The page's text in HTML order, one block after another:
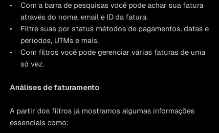
Com a barra de pesquisas você pode achar sua fatura
através do nome, email e ID da fatura.
Filtre suas por status métodos de pagamentos, datas e
períodos, UTMs e mais.
Com filtros você pode gerenciar várias faturas de uma
só vez.
Análises de faturamento
A partir dos filtros já mostramos algumas informações
essenciais como: